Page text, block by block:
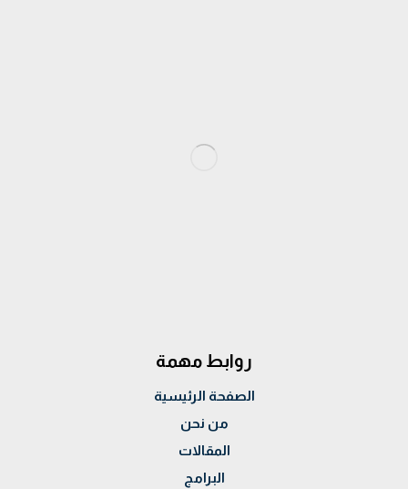
روابط مهمة
الصفحة الرئيسية
من نحن
المقالات
البرامج